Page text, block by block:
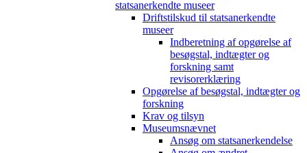
statsanerkendte museer
Driftstilskud til statsanerkendte
museer
Indberetning af opgørelse af
besøgstal, indtægter og
forskning samt
revisorerklæring
Opgørelse af besøgstal, indtægter og
forskning
Krav og tilsyn
Museumsnævnet
Ansøg om statsanerkendelse